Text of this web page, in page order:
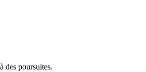
des poursuites.